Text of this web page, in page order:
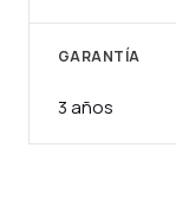
GARANTÍA
3 años